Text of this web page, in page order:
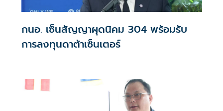
กนอ. เซ็นสัญญาผุดนิคม 304 พร้อมรับ
การลงทุนดาต้าเซ็นเตอร์